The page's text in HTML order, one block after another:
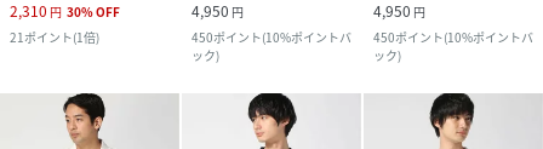
2,310 円 30%OFF
21 ポイント(1倍)
4,950 円
450ポイント(10%ポイントバ
ック)
4,950 円
450ポイント(10%ポイントバ
ック)